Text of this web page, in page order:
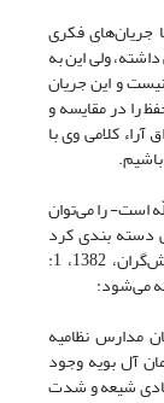
جریان‌های فکری
ولی این به
و این جریان
را در مقایسه و
آراء کلامی وی با
است- را می‌توان
دسته بندی کرد
(رک: علامه حلّی، 1392، 48 مقدمه؛ جمعی از پژوهش‌گران، 1382، 1:
مدارس نظامیه
آل بویه وجود
شیعه و شدت